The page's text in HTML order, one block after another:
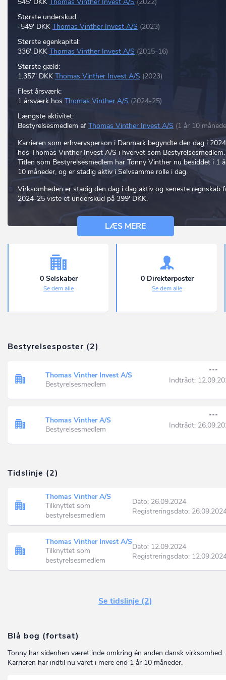
Største underskud:
-549' DKK Thomas Vinther Invest A/S (2023)
Største egenkapital:
336' DKK Thomas Vinther Invest A/S (2015-16)
Største gæld:
1.357' DKK Thomas Vinther Invest A/S (2023)
Flest årsværk:
1 årsværk hos Thomas Vinther A/S (2024-25)
Længste aktivitet:
Bestyrelsesmedlem af Thomas Vinther Invest A/S (1 år 10
Karrieren som erhvervsperson i Danmark begyndte den dag i 2024
hos Thomas Vinther Invest A/S i hvervet som Bestyrelsesmedlem.
Titlen som Bestyrelsesmedlem har Tonny Vinther nu besiddet i 1
10 måneder, og er stadig aktiv i Selvsamme rolle i dag.
Virksomheden er stadig den dag i dag aktiv og seneste regnskab
2024-25 viste et underskud på 399' DKK.
LÆS MERE
0 Selskaber
Se dem alle
0 Direktørposter
Se dem alle
Bestyrelsesposter (2)
Thomas Vinther Invest A/S
Bestyrelsesmedlem
Indtrådt:
Thomas Vinther A/S
Bestyrelsesmedlem
Indtrådt:
Tidslinje (2)
Thomas Vinther A/S
Tilknyttet som
bestyrelsesmedlem
Dato: 26.09.2024
Registreringsdato:
Thomas Vinther Invest A/S
Tilknyttet som
bestyrelsesmedlem
Dato: 12.09.2024
Registreringsdato:
Se tidslinje (2)
Blå bog (fortsat)
Tonny har sidenhen været inde omkring én anden dansk virksomhed.
Karrieren har indtil nu varet i mere end 1 år 10 måneder.